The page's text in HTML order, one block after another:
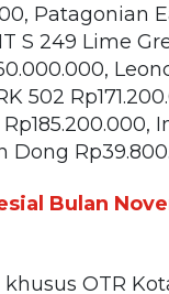
Patagonian
S 249 Lime
502
Dong
Bulan
OTR